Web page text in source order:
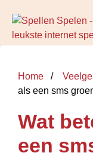
Home
als een sms
Wat
een